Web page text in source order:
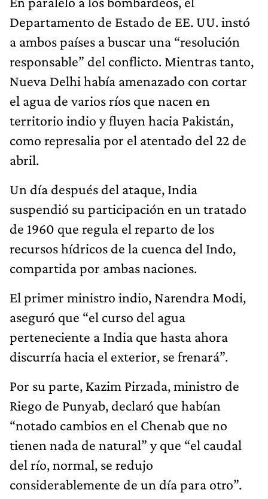
Departamento de Estado de EE. UU. instó
a ambos países a buscar una “resolución
responsable” del conflicto. Mientras tanto,
Nueva Delhi había amenazado con cortar
el agua de varios ríos que nacen en
territorio indio y fluyen hacia Pakistán,
como represalia por el atentado del 22 de
abril.
Un día después del ataque, India
suspendió su participación en un tratado
de 1960 que regula el reparto de los
recursos hídricos de la cuenca del Indo,
compartida por ambas naciones.
El primer ministro indio, Narendra Modi,
aseguró que “el curso del agua
perteneciente a India que hasta ahora
discurría hacia el exterior, se frenará”.
Por su parte, Kazim Pirzada, ministro de
Riego de Punyab, declaró que habían
“notado cambios en el Chenab que no
tienen nada de natural” y que “el caudal
del río, normal, se redujo
considerablemente de un día para otro”.